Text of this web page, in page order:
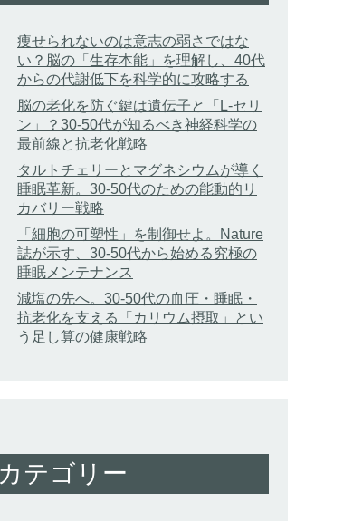
痩せられないのは意志の弱さではな
い？脳の「生存本能」を理解し、40代
からの代謝低下を科学的に攻略する
脳の老化を防ぐ鍵は遺伝子と「L-セリ
ン」？30-50代が知るべき神経科学の
最前線と抗老化戦略
タルトチェリーとマグネシウムが導く
睡眠革新。30-50代のための能動的リ
カバリー戦略
「細胞の可塑性」を制御せよ。Nature
誌が示す、30-50代から始める究極の
睡眠メンテナンス
減塩の先へ。30-50代の血圧・睡眠・
抗老化を支える「カリウム摂取」とい
う足し算の健康戦略
カテゴリー